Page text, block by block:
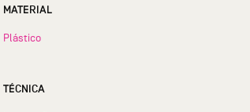
MATERIAL
Plástico
TÉCNICA